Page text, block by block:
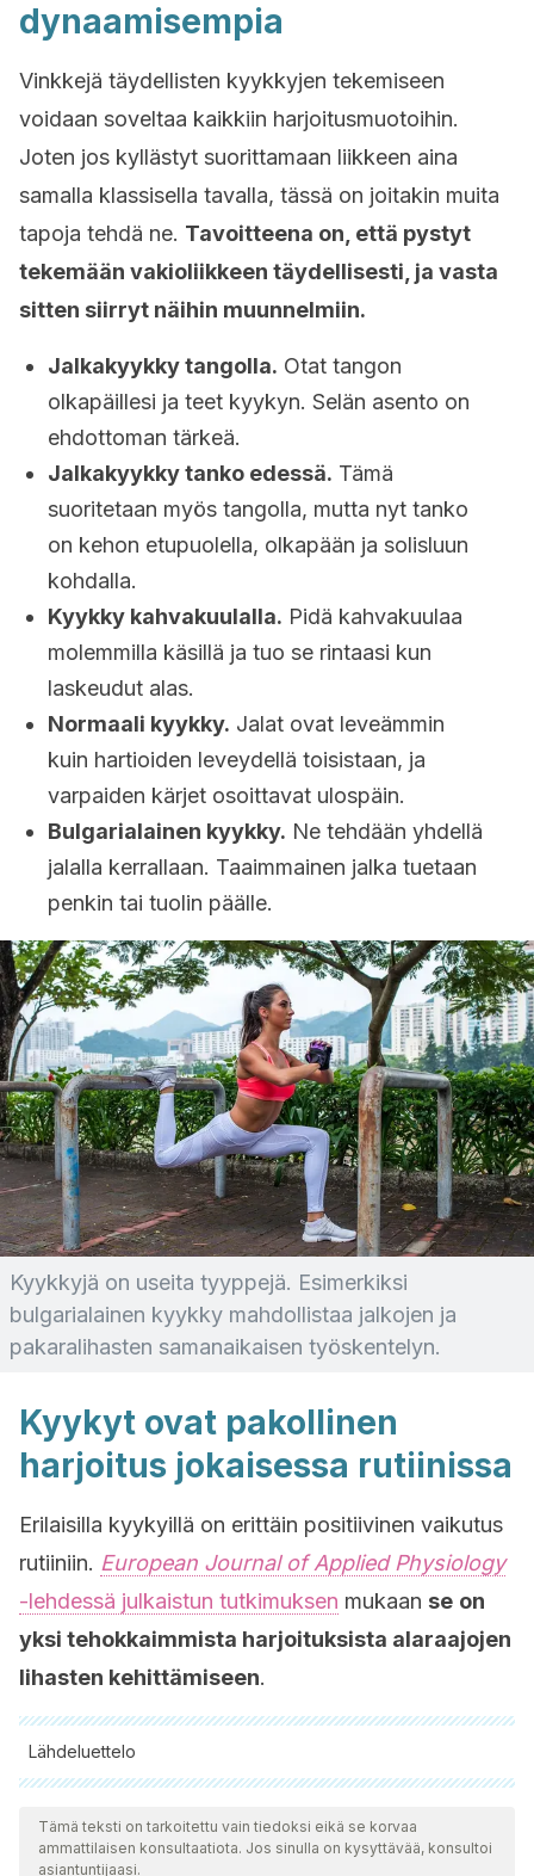
dynaamisempia
Vinkkejä täydellisten kyykkyjen tekemiseen
voidaan soveltaa kaikkiin harjoitusmuotoihin.
Joten jos kyllästyt suorittamaan liikkeen aina
samalla klassisella tavalla, tässä on joitakin muita
tapoja tehdä ne. Tavoitteena on, että pystyt
tekemään vakioliikkeen täydellisesti, ja vasta
sitten siirryt näihin muunnelmiin.
Jalkakyykky tangolla. Otat tangon
olkapäillesi ja teet kyykyn. Selän asento on
ehdottoman tärkeä.
Jalkakyykky tanko edessä. Tämä
suoritetaan myös tangolla, mutta nyt tanko
on kehon etupuolella, olkapään ja solisluun
kohdalla.
Kyykky kahvakuulalla. Pidä kahvakuulaa
molemmilla käsillä ja tuo se rintaasi kun
laskeudut alas.
Normaali kyykky. Jalat ovat leveämmin
kuin hartioiden leveydellä toisistaan, ja
varpaiden kärjet osoittavat ulospäin.
Bulgarialainen kyykky. Ne tehdään yhdellä
jalalla kerrallaan. Taaimmainen jalka tuetaan
penkin tai tuolin päälle.
Kyykkyjä on useita tyyppejä. Esimerkiksi
bulgarialainen kyykky mahdollistaa jalkojen ja
pakaralihasten samanaikaisen työskentelyn.
Kyykyt ovat pakollinen
harjoitus jokaisessa rutiinissa
Erilaisilla kyykyillä on erittäin positiivinen vaikutus
rutiiniin. European Journal of Applied Physiology
-lehdessä julkaistun tutkimuksen mukaan se on
yksi tehokkaimmista harjoituksista alaraajojen
lihasten kehittämiseen.
Lähdeluettelo
Kaikki lainatut lähteet tarkistettiin perusteellisesti tiimimme
toimesta varmistaaksemme niiden laadun, luotettavuuden,
ajantasaisuuden ja pätevyyden. Tämän artikkelin bibliografia
Tämä teksti on tarkoitettu vain tiedoksi eikä se korvaa
ammattilaisen konsultaatiota. Jos sinulla on kysyttävää, konsultoi
asiantuntijaasi.